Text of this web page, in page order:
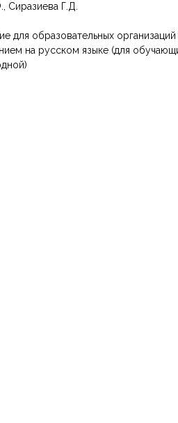
Г.Д.
для образовательных
на русском языке (для